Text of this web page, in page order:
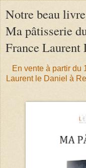
Notre beau
Ma pâtisserie
France Laurent
En vente à partir du
Laurent le Daniel à